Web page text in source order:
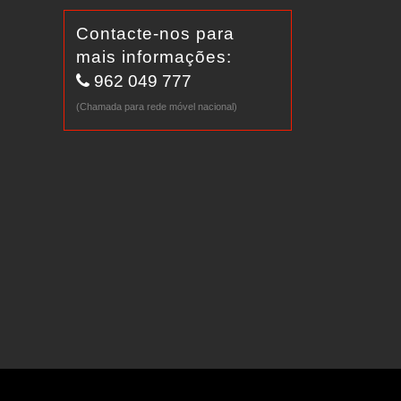
Contacte-nos para
mais informações:
962 049 777
(Chamada para rede móvel nacional)